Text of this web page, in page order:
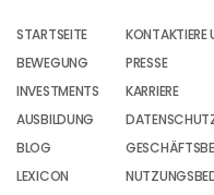
STARTSEITE
BEWEGUNG
INVESTMENTS
AUSBILDUNG
BLOG
LEXICON
KONTAKTIERE
PRESSE
KARRIERE